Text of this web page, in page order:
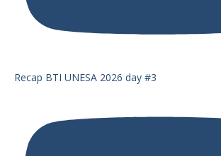
Recap BTI UNESA 2026 day #3